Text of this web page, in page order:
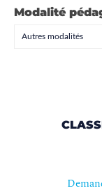
Modalité
Autres modalités